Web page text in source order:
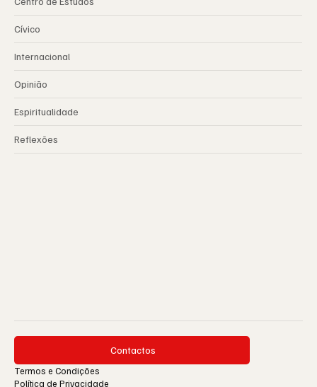
Cívico
Internacional
Opinião
Espiritualidade
Reflexões
Contactos
Termos e Condições
Política de Privacidade